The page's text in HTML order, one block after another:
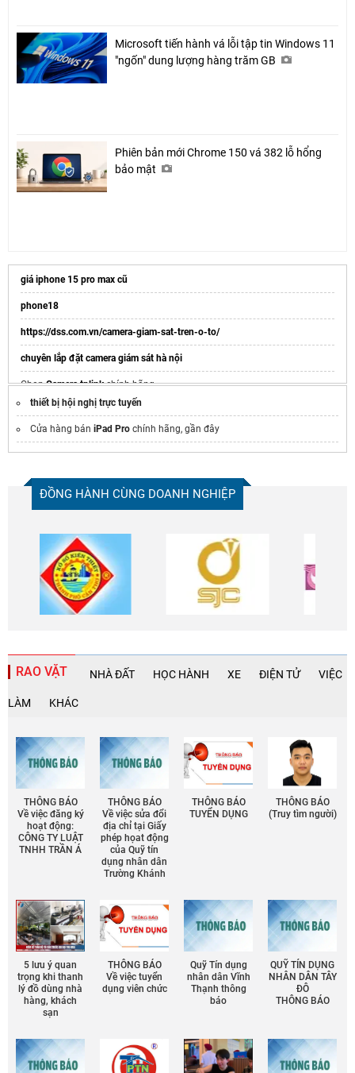
Microsoft tiến hành vá lỗi tập tin Windows 11
"ngốn" dung lượng hàng trăm GB
Phiên bản mới Chrome 150 vá 382 lỗ hổng
bảo mật
giá iphone 15 pro max cũ
phone18
https://dss.com.vn/camera-giam-sat-tren-o-to/
chuyên lắp đặt camera giám sát hà nội
ChọnCamera tplinkchính hãng
thiết bị hội nghị trực tuyến
Cửa hàng bán iPad Pro chính hãng, gần đây
ĐỒNG HÀNH CÙNG DOANH NGHIỆP
RAO VẶT NHÀ ĐẤT HỌC HÀNH XE ĐIỆN TỬ VIỆC
LÀM KHÁC
THÔNG BÁO
Về việc đăng ký
hoạt động:
CÔNG TY LUẬT
TNHH TRẦN Á
THÔNG BÁO
Về việc sửa đổi
địa chỉ tại Giấy
phép họat động
của Quỹ tín
dụng nhân dân
Trường Khánh
THÔNG BÁO
TUYỂN DỤNG
THÔNG BÁO
(Truy tìm người)
5 lưu ý quan
trọng khi thanh
lý đồ dùng nhà
hàng, khách
sạn
THÔNG BÁO
Về việc tuyển
dụng viên chức
Quỹ Tín dụng
nhân dân Vĩnh
Thạnh thông
báo
QUỸ TÍN DỤNG
NHÂN DÂN TÂY
ĐÔ
THÔNG BÁO